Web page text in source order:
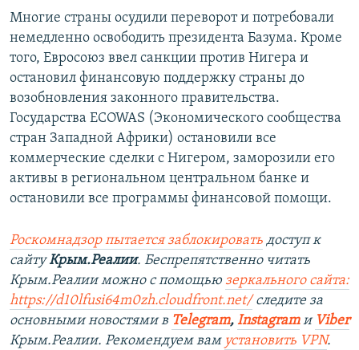
Многие страны осудили переворот и потребовали
немедленно освободить президента Базума. Кроме
того, Евросоюз ввел санкции против Нигера и
остановил финансовую поддержку страны до
возобновления законного правительства.
Государства ECOWAS (Экономического сообщества
стран Западной Африки) остановили все
коммерческие сделки с Нигером, заморозили его
активы в региональном центральном банке и
остановили все программы финансовой помощи.
Роскомнадзор пытается заблокировать доступ к
сайтуКрым.Реалии. Беспрепятственно читать
Крым.Реалии можно с помощью зеркального сайта:
https://d10lfusi64m0zh.cloudfront.net/следите за
основными новостями в Telegram, Instagramи Viber
Крым.Реалии. Рекомендуем вам установить VPN.